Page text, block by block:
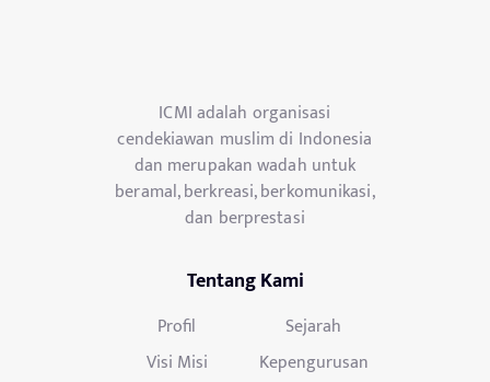
ICMI adalah organisasi
cendekiawan muslim di Indonesia
dan merupakan wadah untuk
beramal, berkreasi, berkomunikasi,
dan berprestasi
Tentang Kami
Profil
Sejarah
Visi Misi
Kepengurusan